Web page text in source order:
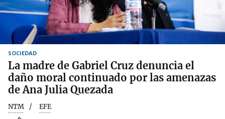
SOCIEDAD
La madre de Gabriel Cruz denuncia el
daño moral continuado por las amenazas
de Ana Julia Quezada
NTM EFE